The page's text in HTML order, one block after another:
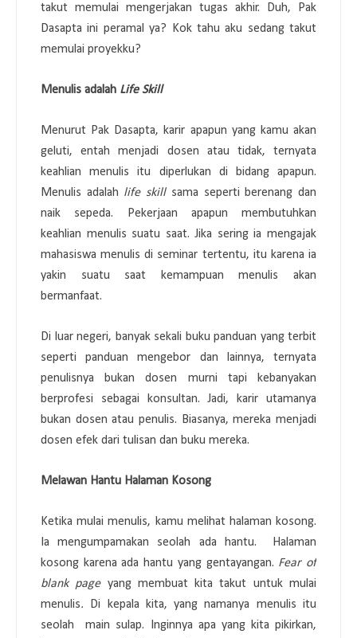
takut memulai mengerjakan tugas akhir. Duh, Pak
Dasapta ini peramal ya? Kok tahu aku sedang takut
memulai proyekku?
Menulis adalah Life Skill
Menurut Pak Dasapta, karir apapun yang kamu akan
geluti, entah menjadi dosen atau tidak, ternyata
keahlian menulis itu diperlukan di bidang apapun.
Menulis adalah life skill sama seperti berenang dan
naik sepeda. Pekerjaan apapun membutuhkan
keahlian menulis suatu saat. Jika sering ia mengajak
mahasiswa menulis di seminar tertentu, itu karena ia
yakin suatu saat kemampuan menulis akan
bermanfaat.
Di luar negeri, banyak sekali buku panduan yang terbit
seperti panduan mengebor dan lainnya, ternyata
penulisnya bukan dosen murni tapi kebanyakan
berprofesi sebagai konsultan. Jadi, karir utamanya
bukan dosen atau penulis. Biasanya, mereka menjadi
dosen efek dari tulisan dan buku mereka.
Melawan Hantu Halaman Kosong
Ketika mulai menulis, kamu melihat halaman kosong.
Ia mengumpamakan seolah ada hantu. Halaman
kosong karena ada hantu yang gentayangan. Fear of
blank page yang membuat kita takut untuk mulai
menulis. Di kepala kita, yang namanya menulis itu
seolah main sulap. Inginnya apa yang kita pikirkan,